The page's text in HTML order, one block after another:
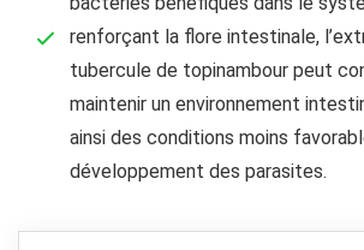
renforçant la flore intestinale,
tubercule de topinambour peut
maintenir un environnement
ainsi des conditions moins
développement des parasites.